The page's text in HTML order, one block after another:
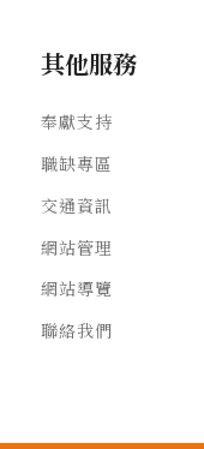
其他服務
奉獻支持
職缺專區
交通資訊
網站管理
網站導覽
聯絡我們